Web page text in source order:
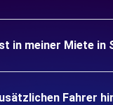
in meiner Miete in
Fahrer